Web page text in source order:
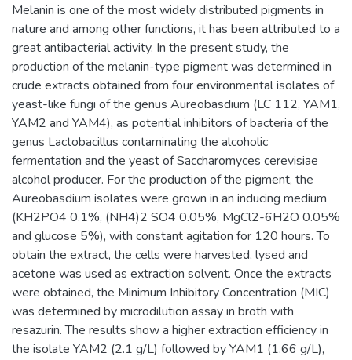
Melanin is one of the most widely distributed pigments in
nature and among other functions, it has been attributed to a
great antibacterial activity. In the present study, the
production of the melanin-type pigment was determined in
crude extracts obtained from four environmental isolates of
yeast-like fungi of the genus Aureobasdium (LC 112, YAM1,
YAM2 and YAM4), as potential inhibitors of bacteria of the
genus Lactobacillus contaminating the alcoholic
fermentation and the yeast of Saccharomyces cerevisiae
alcohol producer. For the production of the pigment, the
Aureobasdium isolates were grown in an inducing medium
(KH2PO4 0.1%, (NH4)2 SO4 0.05%, MgCl2-6H2O 0.05%
and glucose 5%), with constant agitation for 120 hours. To
obtain the extract, the cells were harvested, lysed and
acetone was used as extraction solvent. Once the extracts
were obtained, the Minimum Inhibitory Concentration (MIC)
was determined by microdilution assay in broth with
resazurin. The results show a higher extraction efficiency in
the isolate YAM2 (2.1 g/L) followed by YAM1 (1.66 g/L),